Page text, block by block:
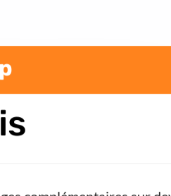
complémentaires sur